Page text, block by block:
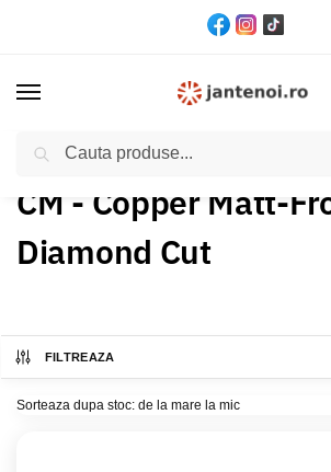
Acasă Produs Culoare / CM - Copper Matt-Front
CM - Copper Matt-
Diamond Cut
FILTREAZA